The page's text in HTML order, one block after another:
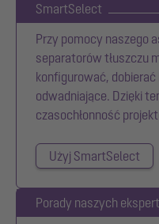
SmartSelect
Przy pomocy naszego
separatorów tłuszczu
konfigurować,
odwadniające. Dzięki
czasochłonność
Użyj SmartSelect
Porady naszych